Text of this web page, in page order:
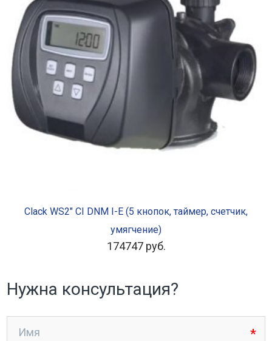
Clack WS2″ CI DNM I-E (5 кнопок, таймер, счетчик,
умягчение)
174747 руб.